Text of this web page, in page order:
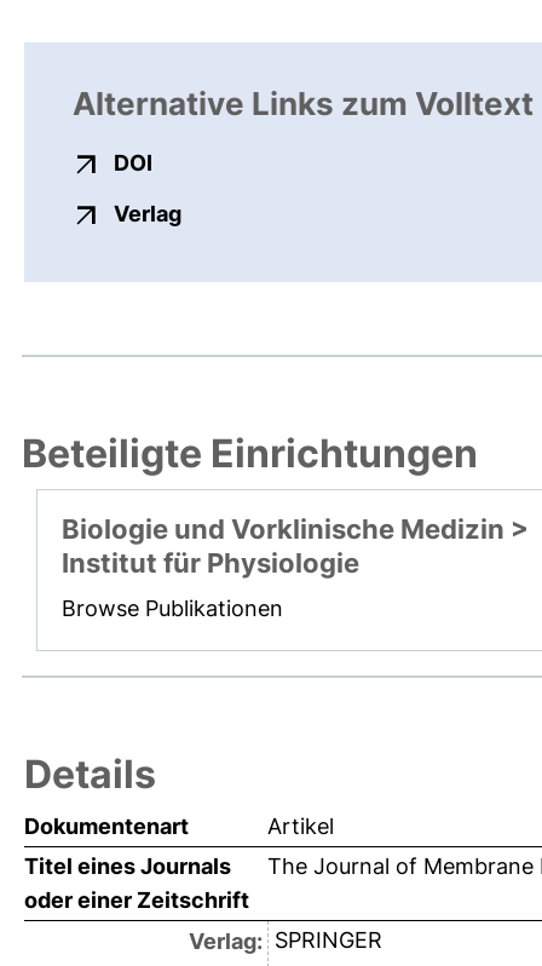
Alternative Links zum Volltext
DOI
Verlagexterner Link, öffnet neues
Beteiligte Einrichtungen
Biologie und Vorklinische Medizin >
Institut für Physiologie
Browse Publikationen
Details
Dokumentenart
Artikel
Titel eines Journals
oder einer Zeitschrift
The Journal of Membrane
Verlag: SPRINGER